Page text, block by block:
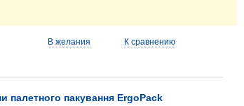
В желания К сравнению
палетного пакування ErgoPack